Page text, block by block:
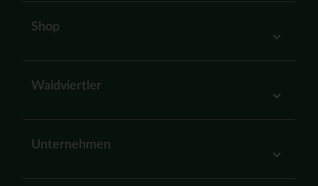
Shop
Waldviertler
Unternehmen